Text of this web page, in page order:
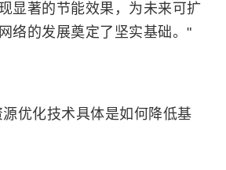
显著的节能效果，为未来可扩
络的发展奠定了坚实基础。"
优化技术具体是如何降低基